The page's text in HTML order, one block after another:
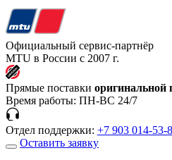
Официальный сервис-партнёр
MTU в России с 2007 г.
Прямые поставки оригинальной
Время работы: ПН-ВС 24/7
Отдел поддержки: +7 903 014-53-
Оставить заявку